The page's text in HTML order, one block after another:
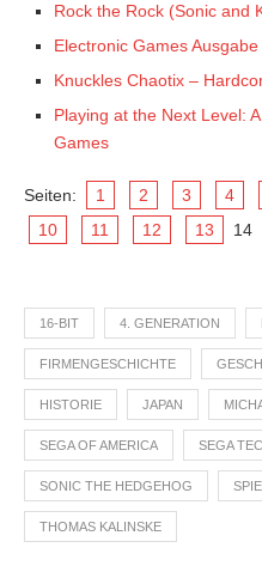
Rock the Rock (Sonic and
Electronic Games
Knuckles Chaotix –
Playing at the Next Level:
Games
Seiten: 1 2 3 4
10
11 12 13 14
16-BIT 4. GENERATION
FIRMENGESCHICHTE
HISTORIE JAPAN
SEGA OF AMERICA SEGA
SONIC THE HEDGEHOG
THOMAS KALINSKE